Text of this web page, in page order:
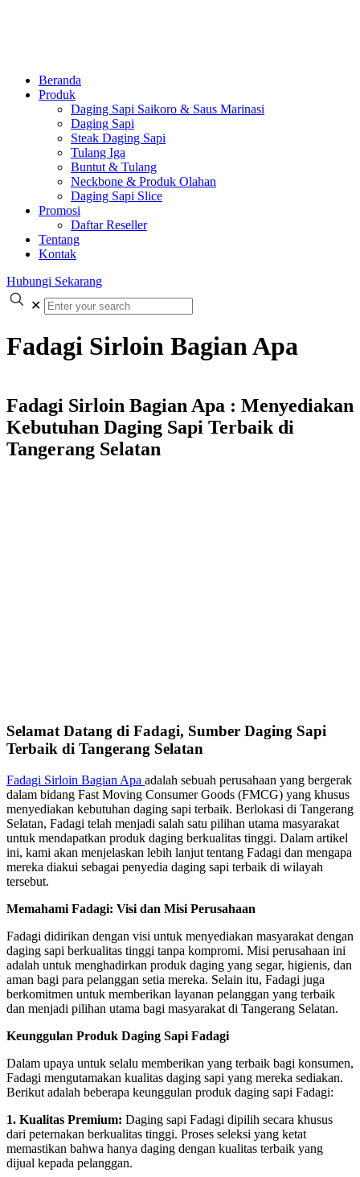
Beranda
Produk
Daging Sapi Saikoro & Saus Marinasi
Daging Sapi
Steak Daging Sapi
Tulang Iga
Buntut & Tulang
Neckbone & Produk Olahan
Daging Sapi Slice
Promosi
Daftar Reseller
Tentang
Kontak
Hubungi Sekarang
✕
Fadagi Sirloin Bagian Apa
Fadagi Sirloin Bagian Apa : Menyediakan
Kebutuhan Daging Sapi Terbaik di
Tangerang Selatan
Selamat Datang di Fadagi, Sumber Daging Sapi
Terbaik di Tangerang Selatan
Fadagi Sirloin Bagian Apa adalah sebuah perusahaan yang bergerak
dalam bidang Fast Moving Consumer Goods (FMCG) yang khusus
menyediakan kebutuhan daging sapi terbaik. Berlokasi di Tangerang
Selatan, Fadagi telah menjadi salah satu pilihan utama masyarakat
untuk mendapatkan produk daging berkualitas tinggi. Dalam artikel
ini, kami akan menjelaskan lebih lanjut tentang Fadagi dan mengapa
mereka diakui sebagai penyedia daging sapi terbaik di wilayah
tersebut.
Memahami Fadagi: Visi dan Misi Perusahaan
Fadagi didirikan dengan visi untuk menyediakan masyarakat dengan
daging sapi berkualitas tinggi tanpa kompromi. Misi perusahaan ini
adalah untuk menghadirkan produk daging yang segar, higienis, dan
aman bagi para pelanggan setia mereka. Selain itu, Fadagi juga
berkomitmen untuk memberikan layanan pelanggan yang terbaik
dan menjadi pilihan utama bagi masyarakat di Tangerang Selatan.
Keunggulan Produk Daging Sapi Fadagi
Dalam upaya untuk selalu memberikan yang terbaik bagi konsumen,
Fadagi mengutamakan kualitas daging sapi yang mereka sediakan.
Berikut adalah beberapa keunggulan produk daging sapi Fadagi:
1. Kualitas Premium: Daging sapi Fadagi dipilih secara khusus
dari peternakan berkualitas tinggi. Proses seleksi yang ketat
memastikan bahwa hanya daging dengan kualitas terbaik yang
dijual kepada pelanggan.